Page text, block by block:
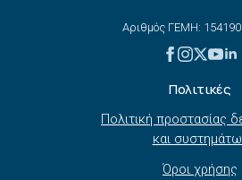
Αριθμός ΓΕΜΗ:
Πολιτικές
Πολιτική προστασίας
και
Όροι χρήσης